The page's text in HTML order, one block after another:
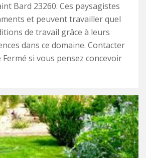
Bard 23260. Ces paysagistes
et peuvent travailler quel
de travail grâce à leurs
dans ce domaine. Contacter
si vous pensez concevoir